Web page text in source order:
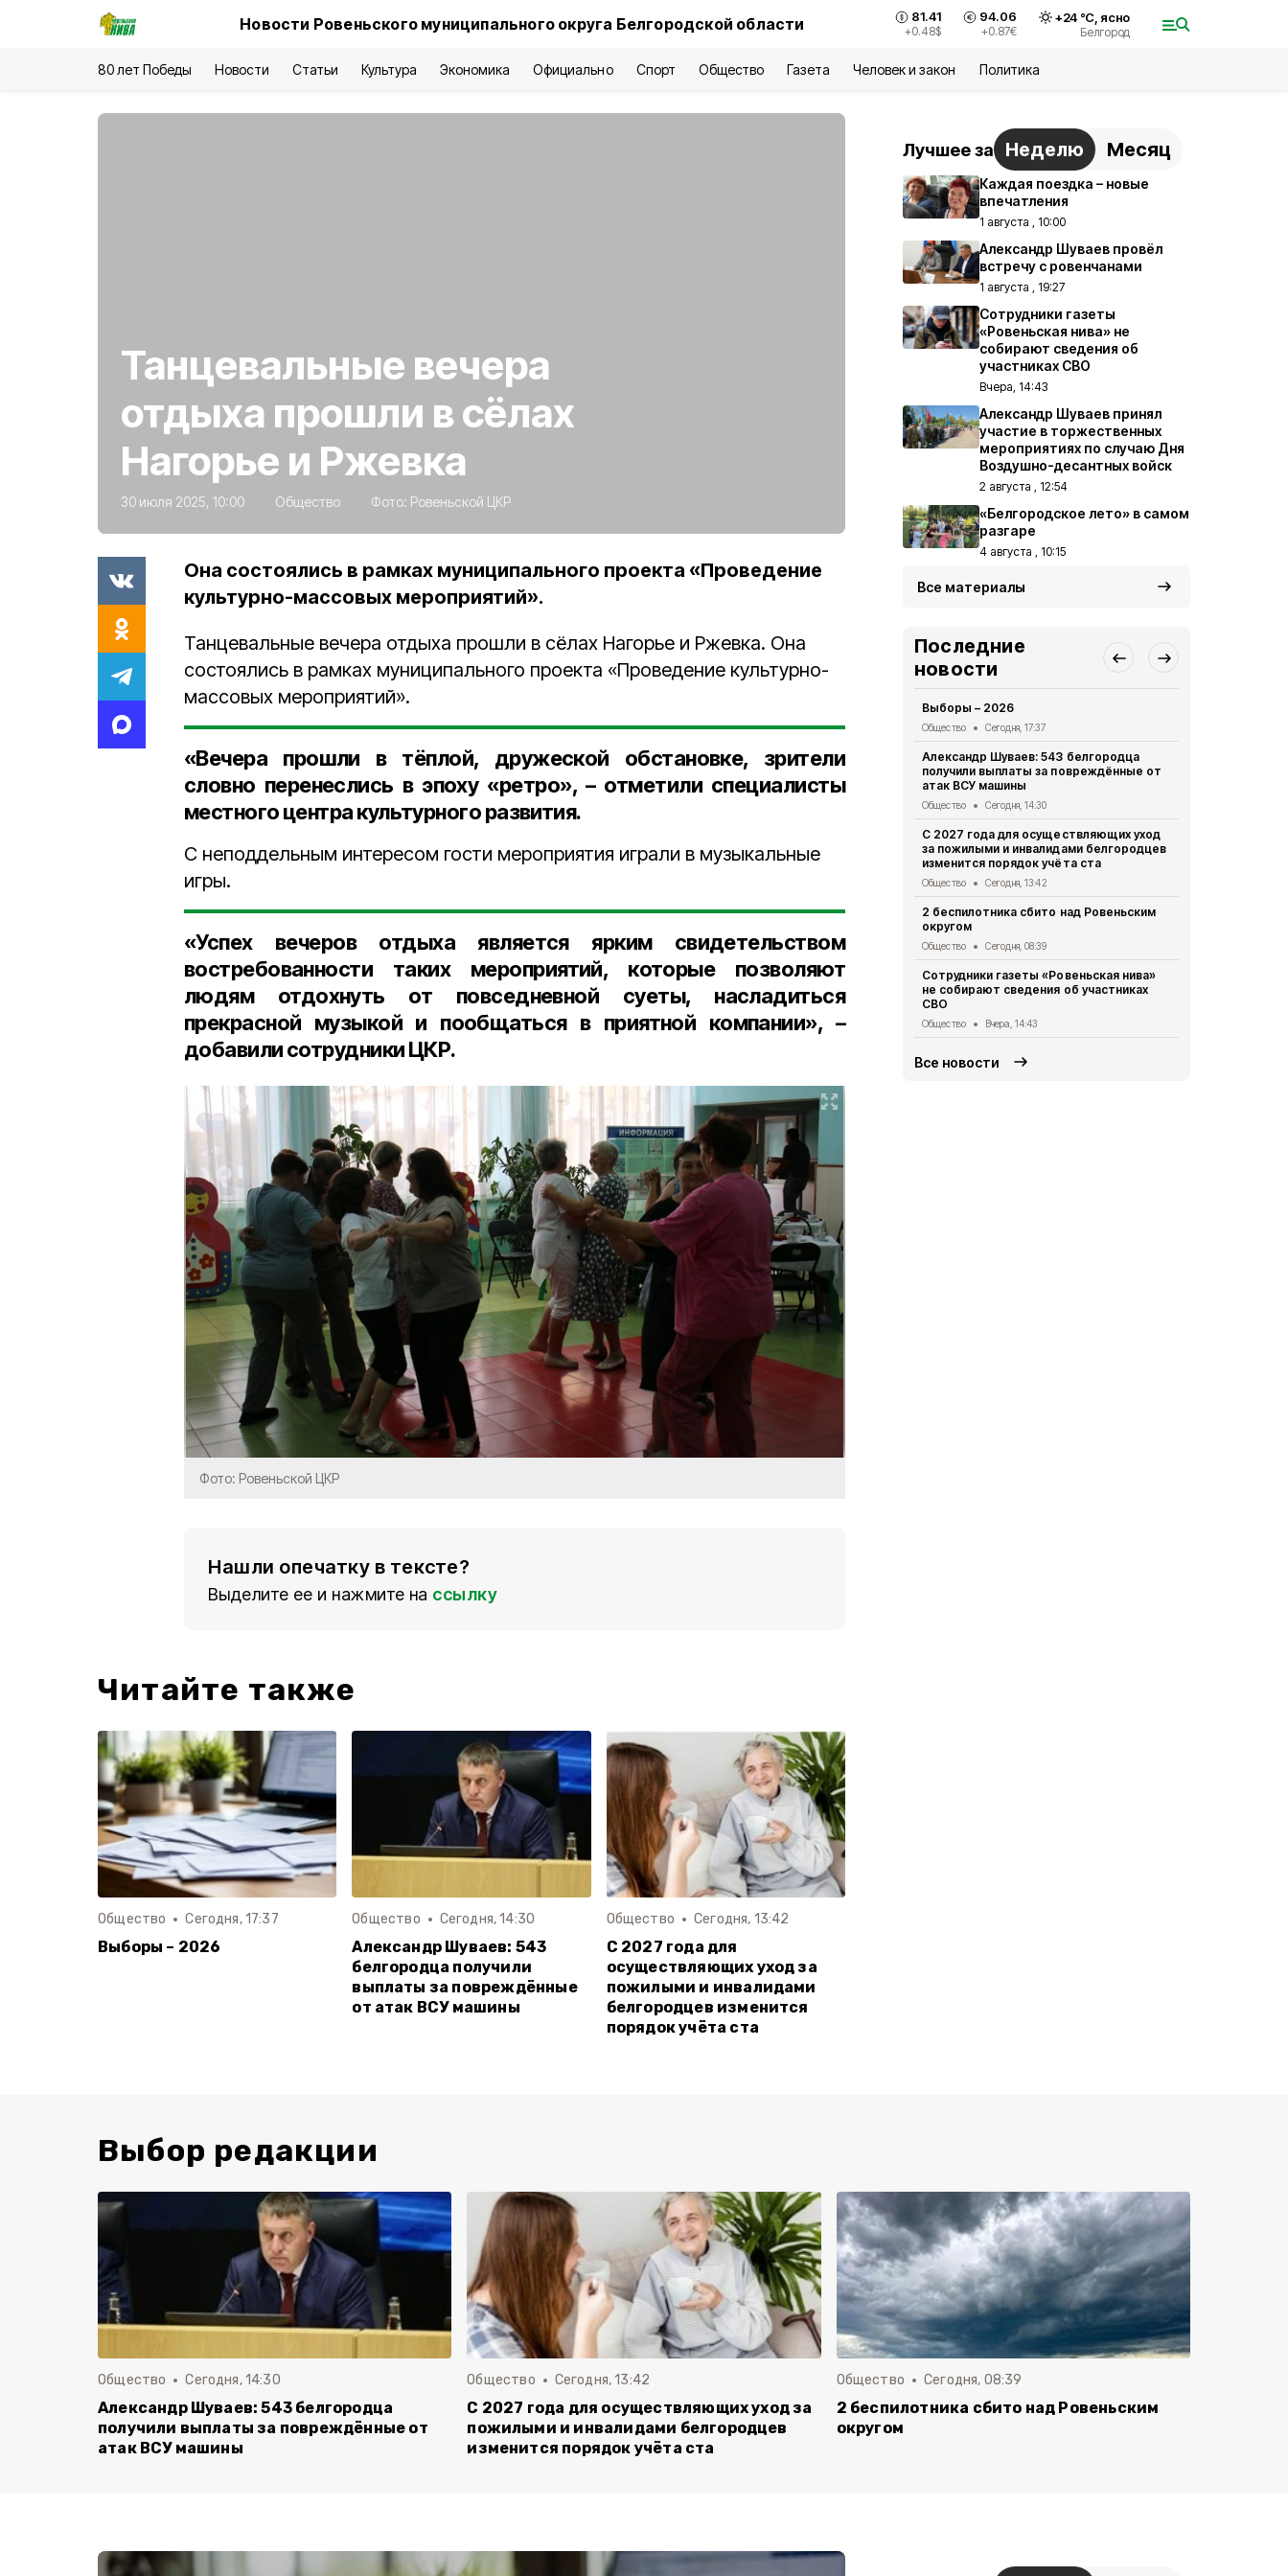
Новости Ровеньского муниципального округа Белгородской области 81.41
+0.48$
94.06
+0.87€
+24°С, ясно
Белгород
80 лет Победы Новости Статьи Культура Экономика Официально Спорт Общество Газета Человек и закон Политика
Танцевальные вечера
отдыха прошли в сёлах
Нагорье и Ржевка
30 июля 2025, 10:00 Общество Фото: Ровеньской ЦКР
Она состоялись в рамках муниципального проекта «Проведение
культурно-массовых мероприятий».
Танцевальные вечера отдыха прошли в сёлах Нагорье и Ржевка. Она
состоялись в рамках муниципального проекта «Проведение культурно-
массовых мероприятий».
«Вечера прошли в тёплой, дружеской обстановке, зрители
словно перенеслись в эпоху «ретро», – отметили специалисты
местного центра культурного развития.
С неподдельным интересом гости мероприятия играли в музыкальные
игры.
«Успех вечеров отдыха является ярким свидетельством
востребованности таких мероприятий, которые позволяют
людям отдохнуть от повседневной суеты, насладиться
прекрасной музыкой и пообщаться в приятной компании», –
добавили сотрудники ЦКР.
Фото: Ровеньской ЦКР
Нашли опечатку в тексте?
Выделите ее и нажмите на ссылку
Читайте также
Общество Сегодня, 17:37
Выборы – 2026
Общество Сегодня, 14:30
Александр Шуваев: 543
белгородца получили
выплаты за повреждённые
от атак ВСУ машины
Общество Сегодня, 13:42
С 2027 года для
осуществляющих уход за
пожилыми и инвалидами
белгородцев изменится
порядок учёта ста
Лучшее за Неделю Месяц
Каждая поездка – новые
впечатления
1 августа , 10:00
Александр Шуваев провёл
встречу с ровенчанами
1 августа , 19:27
Сотрудники газеты
«Ровеньская нива» не
собирают сведения об
участниках СВО
Вчера, 14:43
Александр Шуваев принял
участие в торжественных
мероприятиях по случаю Дня
Воздушно-десантных войск
2 августа , 12:54
«Белгородское лето» в самом
разгаре
4 августа , 10:15
Все материалы
Последние
новости
Выборы – 2026
Общество Сегодня, 17:37
Александр Шуваев: 543 белгородца
получили выплаты за повреждённые от
атак ВСУ машины
Общество Сегодня, 14:30
С 2027 года для осуществляющих уход
за пожилыми и инвалидами белгородцев
изменится порядок учёта ста
Общество Сегодня, 13:42
2 беспилотника сбито над Ровеньским
округом
Общество Сегодня, 08:39
Сотрудники газеты «Ровеньская нива»
не собирают сведения об участниках
СВО
Общество Вчера, 14:43
Все новости
Выбор редакции
Общество Сегодня, 14:30
Александр Шуваев: 543 белгородца
получили выплаты за повреждённые от
атак ВСУ машины
Общество Сегодня, 13:42
С 2027 года для осуществляющих уход за
пожилыми и инвалидами белгородцев
изменится порядок учёта ста
Общество Сегодня, 08:39
2 беспилотника сбито над Ровеньским
округом